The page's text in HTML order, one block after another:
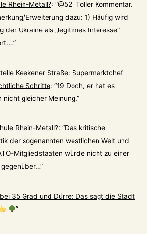
Rhein-Metall?: “@52: Toller Kommentar.
Erweiterung dazu: 1) Häufig wird
der Ukraine als „legitimes Interesse“
”
Keekener Straße: Supermarktchef
Schritte: “19 Doch, er hat es
nicht gleicher Meinung.”
Rhein-Metall?: “Das kritische
der sogenannten westlichen Welt und
Mitgliedstaaten würde nicht zu einer
gegenüber…”
35 Grad und Dürre: Das sagt die Stadt
”